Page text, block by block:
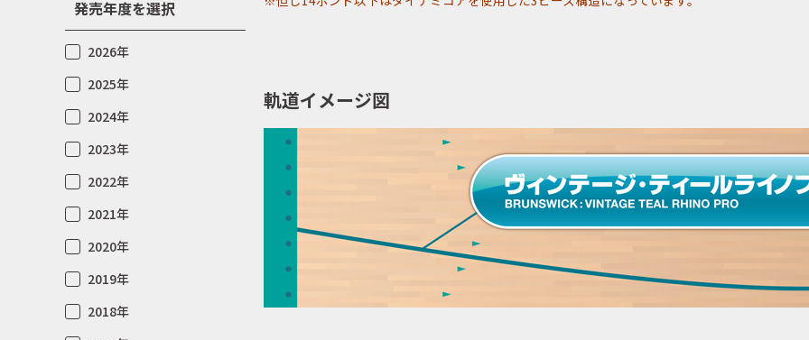
取扱ブランド
発売年度を選択
2026年
2025年
2024年
2023年
2022年
2021年
2020年
2019年
2018年
軌道イメージ図